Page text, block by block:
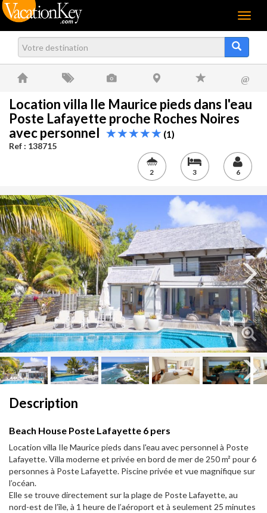
Menu
@
Location villa Ile Maurice pieds dans l'eau
Poste Lafayette proche Roches Noires
avec personnel
(1)
Ref : 138715
2 3 6
Next
Description
Beach House Poste Lafayette 6 pers
Location villa Ile Maurice pieds dans l'eau avec personnel à Poste
Lafayette. Villa moderne et privée en bord de mer de 250 m² pour 6
personnes à Poste Lafayette. Piscine privée et vue magnifique sur
l’océan.
Elle se trouve directement sur la plage de Poste Lafayette, au
nord-est de l’île, à 1 heure de l’aéroport et à seulement 25 minutes